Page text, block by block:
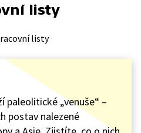
listy
listy
paleolitické „venuše“ –
postav nalezené